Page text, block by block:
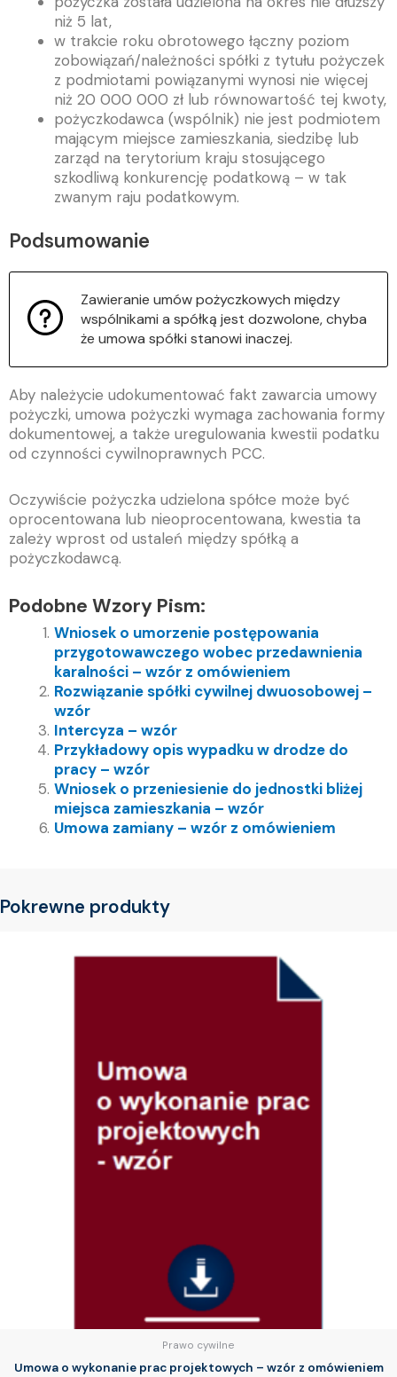
niż 5 lat,
w trakcie roku obrotowego łączny poziom
zobowiązań/należności spółki z tytułu pożyczek
z podmiotami powiązanymi wynosi nie więcej
niż 20 000 000 zł lub równowartość tej kwoty,
pożyczkodawca (wspólnik) nie jest podmiotem
mającym miejsce zamieszkania, siedzibę lub
zarząd na terytorium kraju stosującego
szkodliwą konkurencję podatkową – w tak
zwanym raju podatkowym.
Podsumowanie
Zawieranie umów pożyczkowych między
wspólnikami a spółką jest dozwolone, chyba
że umowa spółki stanowi inaczej.
Aby należycie udokumentować fakt zawarcia umowy
pożyczki, umowa pożyczki wymaga zachowania formy
dokumentowej, a także uregulowania kwestii podatku
od czynności cywilnoprawnych PCC.
Oczywiście pożyczka udzielona spółce może być
oprocentowana lub nieoprocentowana, kwestia ta
zależy wprost od ustaleń między spółką a
pożyczkodawcą.
Podobne Wzory Pism:
Wniosek o umorzenie postępowania
przygotowawczego wobec przedawnienia
karalności – wzór z omówieniem
Rozwiązanie spółki cywilnej dwuosobowej –
wzór
Intercyza – wzór
Przykładowy opis wypadku w drodze do
pracy – wzór
Wniosek o przeniesienie do jednostki bliżej
miejsca zamieszkania – wzór
Umowa zamiany – wzór z omówieniem
Pokrewne produkty
Prawo cywilne
Umowa o wykonanie prac projektowych – wzór z omówieniem